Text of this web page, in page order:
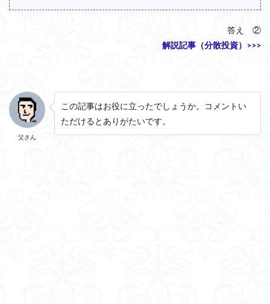
答え ②
解説記事（分散投資）>>>
父さん
この記事はお役に立ったでしょうか。
コメントい
ただけるとありがたいです。